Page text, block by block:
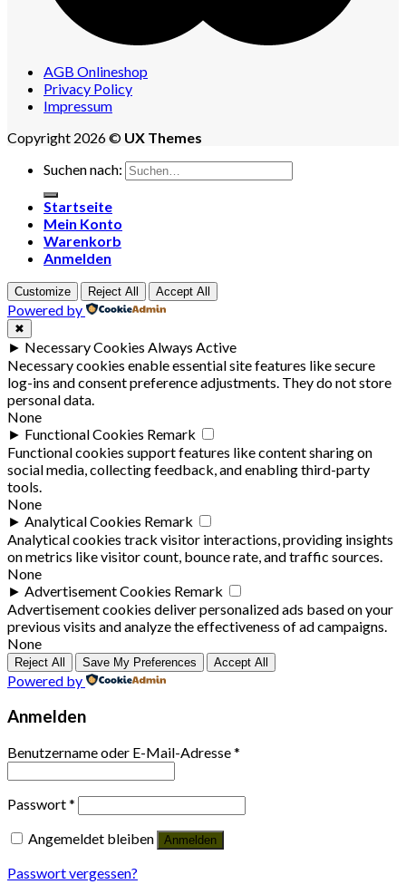
AGB Onlineshop
Privacy Policy
Impressum
Copyright 2026 © UX Themes
Suchen nach:
Startseite
Mein Konto
Warenkorb
Anmelden
Customize Reject All Accept All
Powered by
✖
► Necessary Cookies Always Active
Necessary cookies enable essential site features like secure
log-ins and consent preference adjustments. They do not store
personal data.
None
► Functional Cookies Remark
Functional cookies support features like content sharing on
social media, collecting feedback, and enabling third-party
tools.
None
► Analytical Cookies Remark
Analytical cookies track visitor interactions, providing insights
on metrics like visitor count, bounce rate, and traffic sources.
None
► Advertisement Cookies Remark
Advertisement cookies deliver personalized ads based on your
previous visits and analyze the effectiveness of ad campaigns.
None
Reject All Save My Preferences Accept All
Powered by
Anmelden
Benutzername oder E-Mail-Adresse*
Passwort*
Angemeldet bleiben
Anmelden
Passwort vergessen?